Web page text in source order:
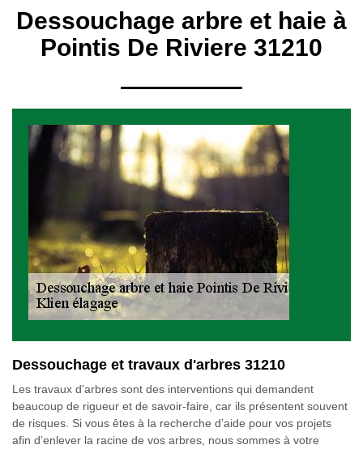
Dessouchage arbre et haie à
Pointis De Riviere 31210
Dessouchage et travaux d'arbres 31210
Les travaux d'arbres sont des interventions qui demandent
beaucoup de rigueur et de savoir-faire, car ils présentent souvent
de risques. Si vous êtes à la recherche d’aide pour vos projets
afin d’enlever la racine de vos arbres, nous sommes à votre